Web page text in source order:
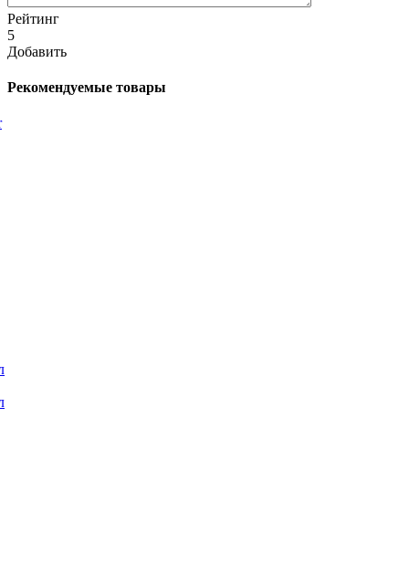
Рейтинг
5
Добавить
Рекомендуемые товары